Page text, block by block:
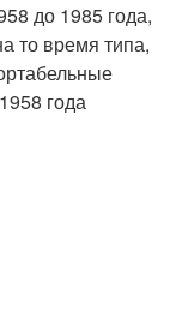
до 1985 года,
то время типа,
года